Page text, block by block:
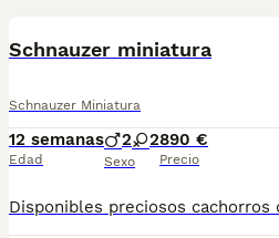
Schnauzer miniatura
Schnauzer Miniatura
12 semanas
Edad
2 2
Sexo
890 €
Precio